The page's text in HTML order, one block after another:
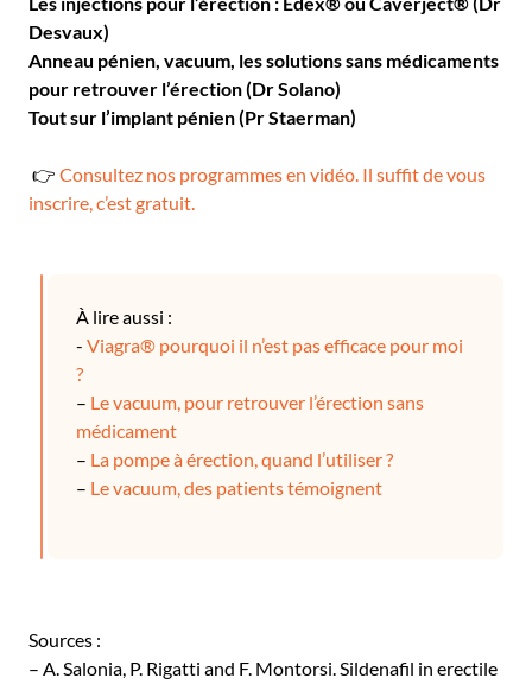
Desvaux)
Anneau pénien, vacuum, les solutions sans médicaments
pour retrouver l’érection (Dr Solano)
Tout sur l’implant pénien (Pr Staerman)
👉 Consultez nos programmes en vidéo. Il suffit de vous
inscrire, c’est gratuit.
À lire aussi :
- Viagra® pourquoi il n’est pas efficace pour moi
?
– Le vacuum, pour retrouver l’érection sans
médicament
– La pompe à érection, quand l’utiliser ?
– Le vacuum, des patients témoignent
Sources :
– A. Salonia, P. Rigatti and F. Montorsi. Sildenafil in erectile